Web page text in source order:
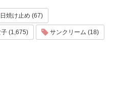
日焼け止め (67)
(1,675) サンクリーム (18)